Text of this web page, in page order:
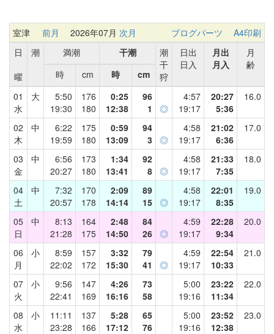
室津 前月 2026年07月 次月 ブログパーツ
A4印刷
日
曜
潮 満潮 干潮
潮
干
狩
日出
日入
月出
月入
月
齢
時
cm 時
cm
01
水
大
5:50
19:30
176
180
0:25
12:38
96
1
◎
4:57
19:17
20:27
5:36
16.0
02
木
中
6:22
19:59
175
180
0:59
13:09
94
3 ◎
4:58
19:17
21:02
6:36
17.0
03
金
中
6:56
20:27
173
180
1:34
13:41
92
8 ◎
4:58
19:17
21:33
7:35
18.0
04
土
中
7:32
20:57
170
178
2:09
14:14
89
15 ◎
4:58
19:17
22:01
8:35
19.0
05
日
中
8:13
21:28
164
175
2:48
14:50
84
26 ◎
4:59
19:17
22:28
9:34
20.0
06
月
小
8:59
22:02
157
172
3:32
15:30
79
41
◎
4:59
19:17
22:54
10:33
21.0
07
火
小
9:56
22:41
147
169
4:26
16:16
73
58
5:00
19:16
23:22
11:34
22.0
08
水
小
11:11
23:28
137
166
5:28
17:12
65
76
5:00
19:16
23:52
12:38
23.0